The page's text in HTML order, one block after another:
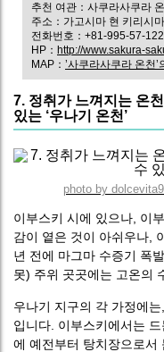
추천 여관：사쿠라사쿠라
주소：가고시마 현 키리시
전화번호：+81-995-57-
HP： http://www.sakura-
MAP： ’사쿠라사쿠라 온천’
7. 정취가 느껴지는 온
있는 ‘우나기 온천’
photo by
이부스키 시에 있으나, 이
감이 옅은 것이 아쉬우나,
년 전에 마그마 수증기 폭
못) 주위 곳곳에는 고온의
우나기 지구의 각 가정에
입니다. 이부스키에서는
에 예전부터 탕치장으로서